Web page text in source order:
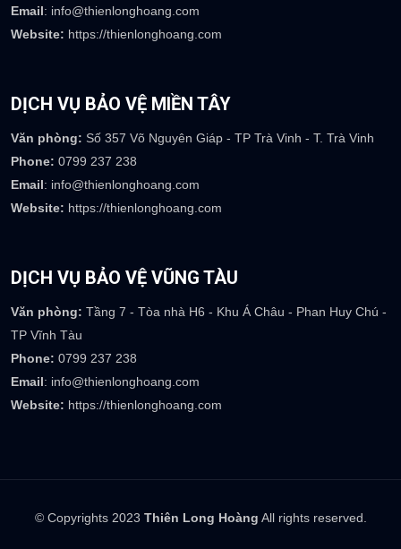
Email: info@thienlonghoang.com
Website: https://thienlonghoang.com
DỊCH VỤ BẢO VỆ MIỀN TÂY
Văn phòng: Số 357 Võ Nguyên Giáp - TP Trà Vinh - T. Trà Vinh
Phone: 0799 237 238
Email: info@thienlonghoang.com
Website: https://thienlonghoang.com
DỊCH VỤ BẢO VỆ VŨNG TÀU
Văn phòng: Tầng 7 - Tòa nhà H6 - Khu Á Châu - Phan Huy Chú -
TP Vĩnh Tàu
Phone: 0799 237 238
Email: info@thienlonghoang.com
Website: https://thienlonghoang.com
© Copyrights 2023 Thiên Long Hoàng All rights reserved.